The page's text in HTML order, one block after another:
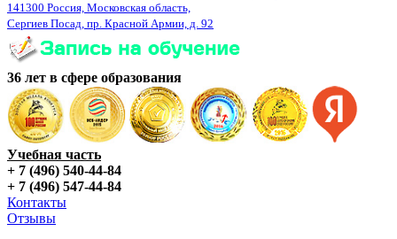
141300 Россия, Московская область,
Сергиев Посад, пр. Красной Армии, д. 92
36 лет в сфере образования
Учебная часть
+ 7 (496) 540-44-84
+ 7 (496) 547-44-84
Контакты
Отзывы